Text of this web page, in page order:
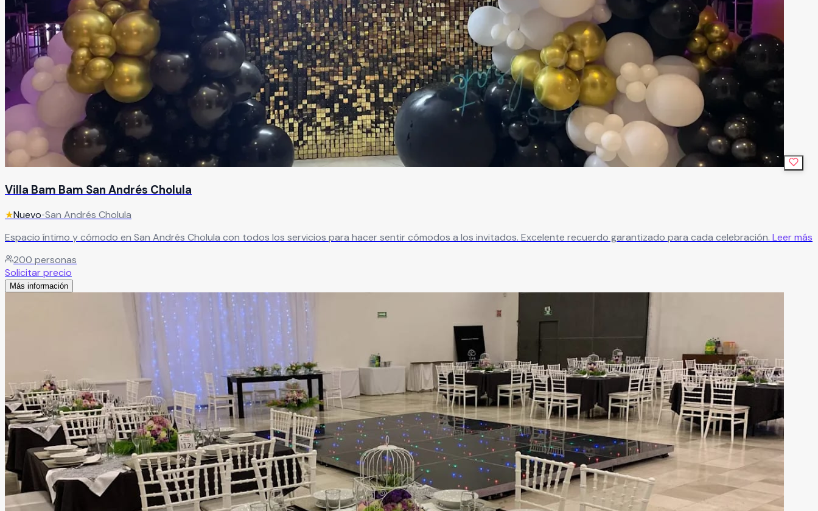
Villa Bam Bam San Andrés Cholula
★Nuevo•San Andrés Cholula
Espacio íntimo y cómodo en San Andrés Cholula con todos los servicios para hacer sentir cómodos a los invitados. Excelente recuerdo garantizado para cada celebración. Leer más
200 personas
Solicitar precio
Más información